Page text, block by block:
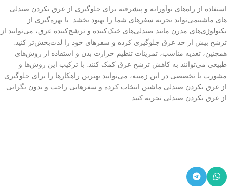
استفاده از راه‌های نوآورانه و پیشرفته برای جلوگیری از عرق نکردن صندلی
های ماشینمی‌تواند تجربه سفرهای شما را بهبود بخشد. با بهره‌گیری از
تکنولوژی‌های مدرن مانند صندلی‌های خنک‌کننده و ترشح‌کننده عرق، می‌توانید از
ترشح بیش از حد عرق جلوگیری کرده و سفرهای خود را لذت‌بخش‌تر کنید.
همچنین، تغذیه مناسب، تمرینات تنظیم حرارت بدن و استفاده از روش‌های
طبیعی می‌توانند به کاهش ترشح عرق کمک کنند. با ترکیب این روش‌ها و
مشورت با تخصصی در این زمینه، می‌توانید بهترین راهکارها را برای جلوگیری
از عرق نکردن صندلی ماشین انتخاب کرده و سفرهایی راحت و بدون نگرانی
از عرق نکردن صندلی تجربه کنید.